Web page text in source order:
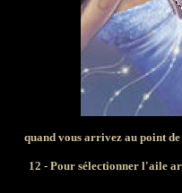
quand vous arrivez au point
12 - Pour sélectionner l'aile